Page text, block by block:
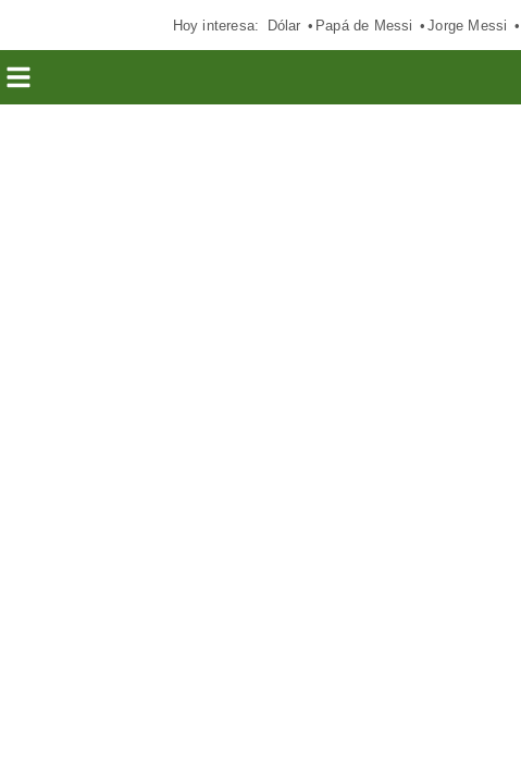
Hoy interesa: Dólar Papá de Messi Jorge Messi